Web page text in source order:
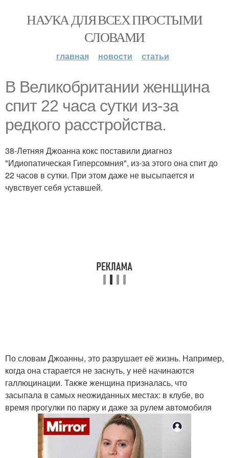
НАУКА ДЛЯ ВСЕХ ПРОСТЫМИ
СЛОВАМИ
главная новости статьи
В Великобритании женщина
спит 22 часа сутки из-за
редкого расстройства.
38-Летняя Джоанна кокс поставили диагноз
"Идиопатическая Гиперсомния", из-за этого она спит до
22 часов в сутки. При этом даже не высыпается и
чувствует себя уставшей.
По словам Джоанны, это разрушает её жизнь. Например,
когда она старается не заснуть, у неё начинаются
галлюцинации. Также женщина призналась, что
засыпала в самых неожиданных местах: в клубе, во
время прогулки по парку и даже за рулем автомобиля